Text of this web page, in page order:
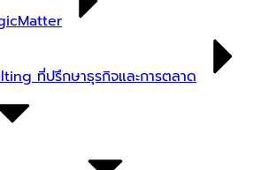
ที่ปรึกษาธุรกิจและการตลาด